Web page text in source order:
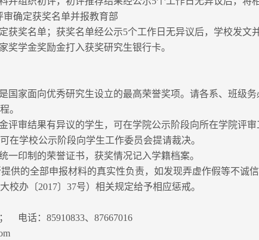
审确定获奖名单并报教育部
获奖名单；获奖名单经公示5个工作日无异议后，学校发文
奖学金奖励金打入获奖研究生银行卡。
国家面向优秀研究生设立的最高荣誉奖项。请各系、班级
。
评审结果有异议的学生，可在学院公示阶段向所在学院评
在学校公示阶段向学生工作委员会提请裁决。
一印制的荣誉证书，获奖情况记入学籍档案。
提供的全部申报材料的真实性负责，如发现弄虚作假等不
校办〔2017〕37号）相关规定给予相应惩戒。
电话：85910833、87667016